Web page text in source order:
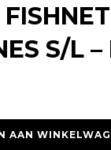
S/L
AAN